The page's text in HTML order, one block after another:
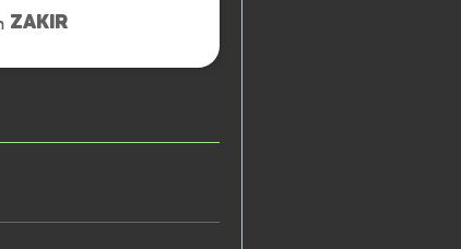
ZAKIR